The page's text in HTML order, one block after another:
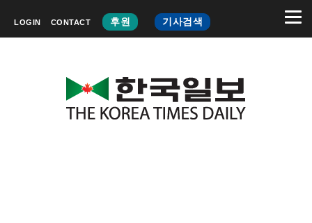
LOGIN CONTACT 후원 기사검색